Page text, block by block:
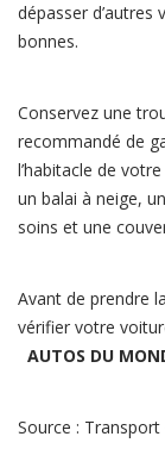
dépasser d’autres
bonnes.
Conservez une
recommandé de
l’habitacle de
un balai à neige,
soins et une
Avant de prendre
vérifier votre
AUTOS DU
Source : Transport